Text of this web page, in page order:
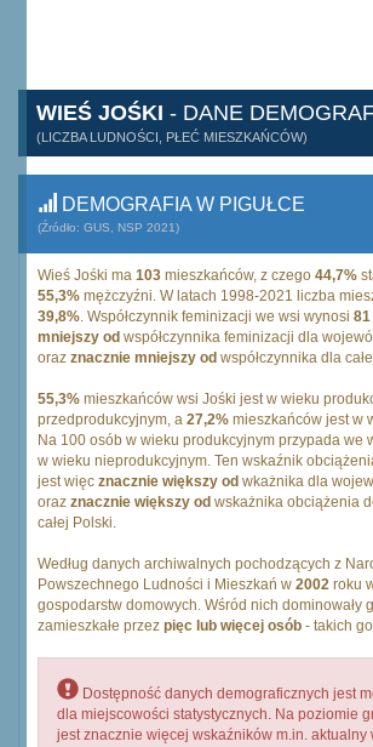
WIEŚ JOŚKI - DANE
(LICZBA LUDNOŚCI, PŁEĆ MIESZKAŃCÓW)
DEMOGRAFIA W PIGUŁCE
(Źródło: GUS, NSP 2021)
Wieś Jośki ma 103 mieszkańców, z czego 44,7%
55,3% mężczyźni. W latach 1998-2021 liczba
39,8%. Współczynnik feminizacji we wsi wynosi 81
mniejszy od współczynnika feminizacji dla
oraz znacznie mniejszy od współczynnika dla
55,3% mieszkańców wsi Jośki jest w wieku
przedprodukcyjnym, a 27,2% mieszkańców jest w
Na 100 osób w wieku produkcyjnym przypada we
w wieku nieprodukcyjnym. Ten wskaźnik
jest więc znacznie większy od wkażnika dla
oraz znacznie większy od wskażnika obciążenia
całej Polski.
Według danych archiwalnych pochodzących z
Powszechnego Ludności i Mieszkań w 2002 roku
gospodarstw domowych. Wśród nich dominowały
zamieszkałe przez pięc lub więcej osób - takich
Dostępność danych demograficznych jest
dla miejscowości statystycznych. Na poziomie
jest znacznie więcej wskaźników m.in. aktualny